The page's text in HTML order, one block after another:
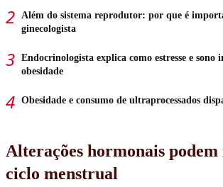
Além do sistema reprodutor: por que é
ginecologista
Endocrinologista explica como estresse e sono
obesidade
Obesidade e consumo de ultraprocessados
Alterações hormonais
ciclo menstrual